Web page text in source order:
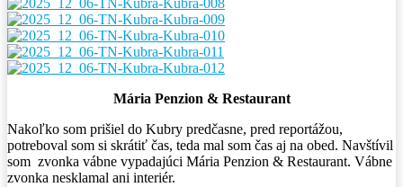
Mária Penzion & Restaurant
Nakoľko som prišiel do Kubry predčasne, pred reportážou,
potreboval som si skrátiť čas, teda mal som čas aj na obed. Navštívil
som zvonka vábne vypadajúci Mária Penzion & Restaurant. Vábne
zvonka nesklamal ani interiér.